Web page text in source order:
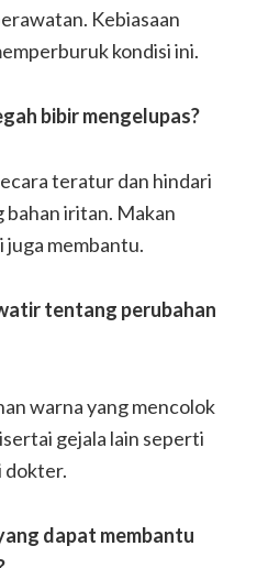
Kebiasaan
kondisi ini.
bibir mengelupas?
teratur dan hindari
bahan iritan. Makan
juga membantu.
tentang perubahan
warna yang mencolok
gejala lain seperti
dokter.
dapat membantu